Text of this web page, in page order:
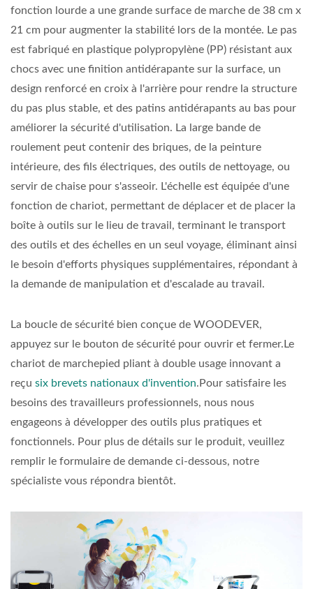
fonction lourde a une grande surface de marche de 38 cm x
21 cm pour augmenter la stabilité lors de la montée. Le pas
est fabriqué en plastique polypropylène (PP) résistant aux
chocs avec une finition antidérapante sur la surface, un
design renforcé en croix à l'arrière pour rendre la structure
du pas plus stable, et des patins antidérapants au bas pour
améliorer la sécurité d'utilisation. La large bande de
roulement peut contenir des briques, de la peinture
intérieure, des fils électriques, des outils de nettoyage, ou
servir de chaise pour s'asseoir. L'échelle est équipée d'une
fonction de chariot, permettant de déplacer et de placer la
boîte à outils sur le lieu de travail, terminant le transport
des outils et des échelles en un seul voyage, éliminant ainsi
le besoin d'efforts physiques supplémentaires, répondant à
la demande de manipulation et d'escalade au travail.
La boucle de sécurité bien conçue de WOODEVER,
appuyez sur le bouton de sécurité pour ouvrir et fermer.Le
chariot de marchepied pliant à double usage innovant a
reçu six brevets nationaux d'invention.Pour satisfaire les
besoins des travailleurs professionnels, nous nous
engageons à développer des outils plus pratiques et
fonctionnels. Pour plus de détails sur le produit, veuillez
remplir le formulaire de demande ci-dessous, notre
spécialiste vous répondra bientôt.